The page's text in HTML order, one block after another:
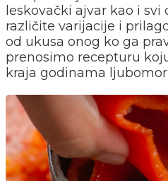
leskovački ajvar kao i
različite varijacije i
od ukusa onog ko ga
prenosimo recepturu
kraja godinama